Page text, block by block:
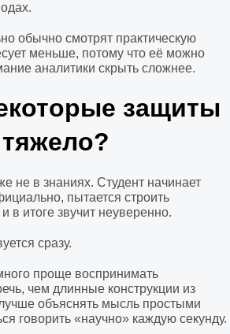
обычно смотрят практическую
меньше, потому что её можно
аналитики скрыть сложнее.
защиты
не в знаниях. Студент начинает
пытается строить
итоге звучит неуверенно.
сразу.
проще воспринимать
чем длинные конструкции из
объяснять мысль простыми
говорить «научно» каждую секунду.